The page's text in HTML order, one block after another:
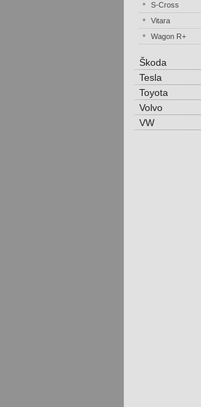
S-Cross
Vitara
Wagon R+
Škoda
Tesla
Toyota
Volvo
VW